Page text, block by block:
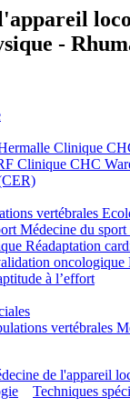
-
Clinique
Clinique CHC
vertébrales
Médecine du
Réadaptation
oncologique
à l’effort
vertébrales
de l'appareil
Techniques